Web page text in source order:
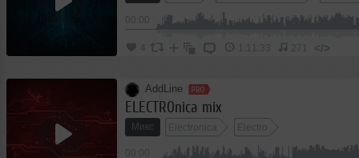
1:11:33 271 </>
AddLine
ELECTROnica mix
Микс Electronica Electro